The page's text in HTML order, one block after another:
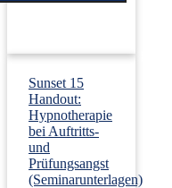
Sunset 15
Handout:
Hypnotherapie
bei Auftritts-
und
Prüfungsangst
(Seminarunterlagen)